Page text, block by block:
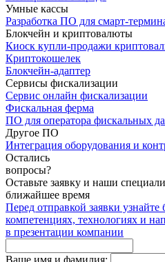
Умные кассы
Разработка ПО для
Блокчейн и криптовалюты
Киоск купли-продажи
Криптокошелек
Блокчейн-адаптер
Сервисы фискализации
Сервис онлайн фискализации
Фискальная ферма
ПО для оператора фискальных
Другое ПО
Интеграция оборудования и
Остались
вопросы?
Оставьте заявку и наши
ближайшее время
Перед отправкой заявки
компетенциях, технологиях и
в презентации компании
Ваше имя и фамилия: